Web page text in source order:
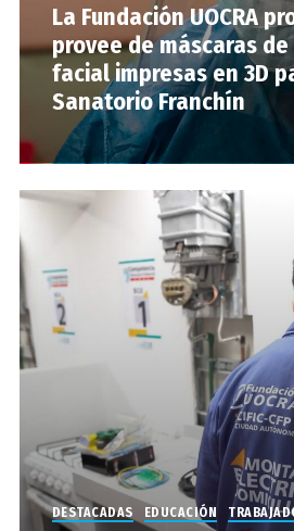
La Fundación UOCRA
provee de máscaras
facial impresas en 3D
Sanatorio Franchín
DESTACADAS EDUCACIÓN